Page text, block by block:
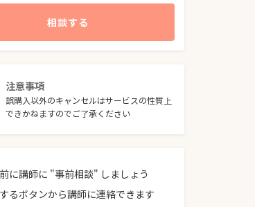
相談する
注意事項
誤購入以外のキャンセルはサービスの性質上
できかねますのでご了承ください
に講師に "事前相談" しましょう
るボタンから講師に連絡できます